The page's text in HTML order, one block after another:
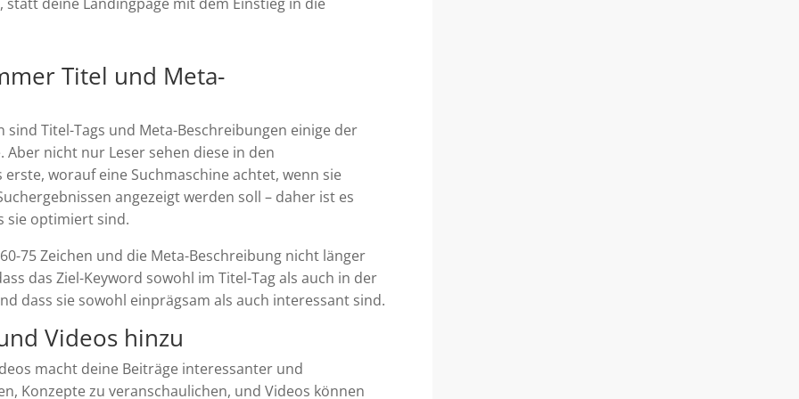
Titel und Meta-
Titel-Tags und Meta-Beschreibungen einige der
Aber nicht nur Leser sehen diese in den
worauf eine Suchmaschine achtet, wenn sie
angezeigt werden soll – daher ist es
sie optimiert sind.
75 Zeichen und die Meta-Beschreibung nicht länger
das Ziel-Keyword sowohl im Titel-Tag als auch in der
dass sie sowohl einprägsam als auch interessant sind.
Videos hinzu
macht deine Beiträge interessanter und
Konzepte zu veranschaulichen, und Videos können